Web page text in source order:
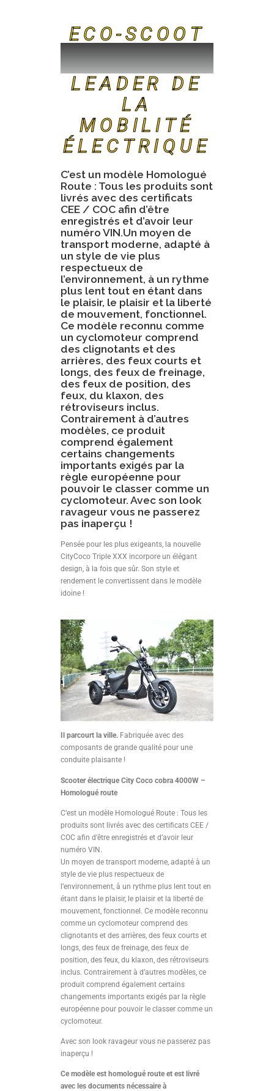
ECO-SCOOT
LEADER DE
LA
MOBILITÉ
ÉLECTRIQUE
C’est un modèle Homologué
Route : Tous les produits sont
livrés avec des certificats
CEE / COC afin d’être
enregistrés et d’avoir leur
numéro VIN.Un moyen de
transport moderne, adapté à
un style de vie plus
respectueux de
l’environnement, à un rythme
plus lent tout en étant dans
le plaisir, le plaisir et la liberté
de mouvement, fonctionnel.
Ce modèle reconnu comme
un cyclomoteur comprend
des clignotants et des
arrières, des feux courts et
longs, des feux de freinage,
des feux de position, des
feux, du klaxon, des
rétroviseurs inclus.
Contrairement à d’autres
modèles, ce produit
comprend également
certains changements
importants exigés par la
règle européenne pour
pouvoir le classer comme un
cyclomoteur. Avec son look
ravageur vous ne passerez
pas inaperçu !
Pensée pour les plus exigeants, la nouvelle
CityCoco Triple XXX incorpore un élégant
design, à la fois que sûr. Son style et
rendement le convertissent dans le modèle
idoine !
Il parcourt la ville. Fabriquée avec des
composants de grande qualité pour une
conduite plaisante !
Scooter électrique City Coco cobra 4000W –
Homologué route
C’est un modèle Homologué Route : Tous les
produits sont livrés avec des certificats CEE /
COC afin d’être enregistrés et d’avoir leur
numéro VIN.
Un moyen de transport moderne, adapté à un
style de vie plus respectueux de
l’environnement, à un rythme plus lent tout en
étant dans le plaisir, le plaisir et la liberté de
mouvement, fonctionnel. Ce modèle reconnu
comme un cyclomoteur comprend des
clignotants et des arrières, des feux courts et
longs, des feux de freinage, des feux de
position, des feux, du klaxon, des rétroviseurs
inclus. Contrairement à d’autres modèles, ce
produit comprend également certains
changements importants exigés par la règle
européenne pour pouvoir le classer comme un
cyclomoteur.
Avec son look ravageur vous ne passerez pas
inaperçu !
Ce modèle est homologué route et est livré
avec les documents nécessaire à